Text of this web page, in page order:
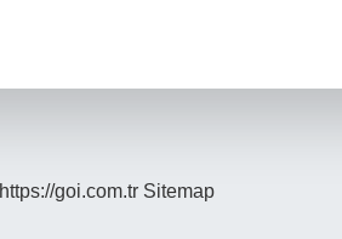
https://goi.com.tr Sitemap